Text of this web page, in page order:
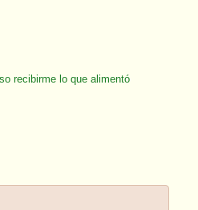
recibirme lo que alimentó